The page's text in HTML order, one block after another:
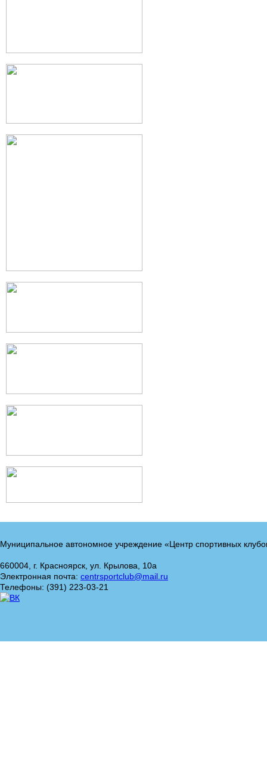
Муниципальное автономное учреждение «Центр спортивных
660004, г. Красноярск, ул. Крылова, 10а
Электронная почта: centrsportclub@mail.ru
Телефоны: (391) 223-03-21